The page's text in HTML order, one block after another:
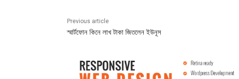
Previous article
স্মার্টফোন কিনে লাখ টাকা জিতলেন ইউনূস